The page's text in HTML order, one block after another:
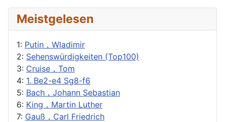
Meistgelesen
1: Putin，Wladimir
2: Sehenswürdigkeiten (Top100)
3: Cruise，Tom
4: 1. Be2-e4 Sg8-f6
5: Bach，Johann Sebastian
6: King，Martin Luther
7: Gauß，Carl Friedrich